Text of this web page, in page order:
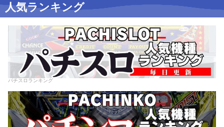
人気ランキング
パチスロランキング